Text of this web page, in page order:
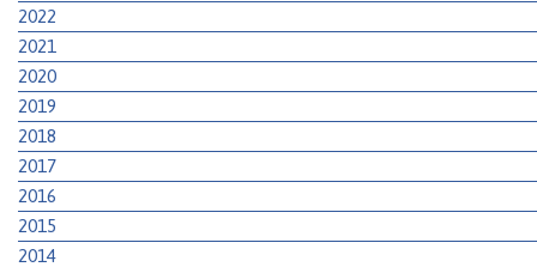
2022
2021
2020
2019
2018
2017
2016
2015
2014